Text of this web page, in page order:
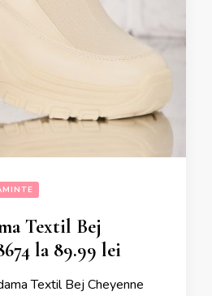
Textil Bej
la 89.99 lei
Textil Bej Cheyenne